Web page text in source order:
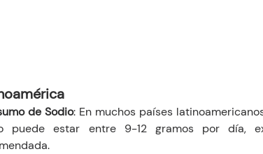
de Sodio: En muchos países
puede estar entre 9-12 gramos por día,